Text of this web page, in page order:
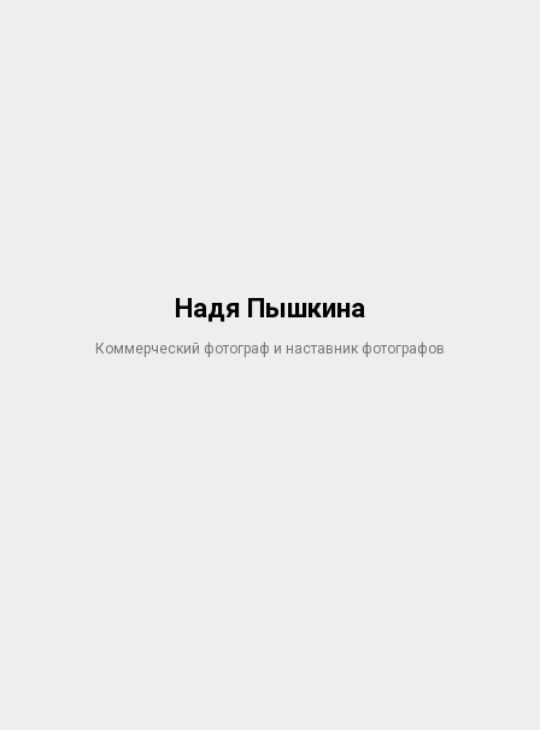
Надя Пышкина
Коммерческий фотограф и наставник фотографов